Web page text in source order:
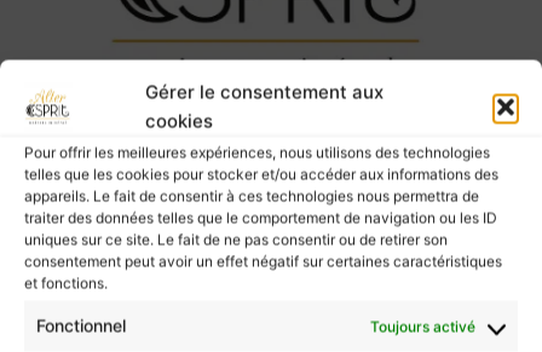
Gérer le consentement aux
cookies
Pour offrir les meilleures expériences, nous utilisons des technologies
telles que les cookies pour stocker et/ou accéder aux informations des
appareils. Le fait de consentir à ces technologies nous permettra de
traiter des données telles que le comportement de navigation ou les ID
uniques sur ce site. Le fait de ne pas consentir ou de retirer son
consentement peut avoir un effet négatif sur certaines caractéristiques
et fonctions.
Fonctionnel Toujours activé
Mon compte L’Alter Blog